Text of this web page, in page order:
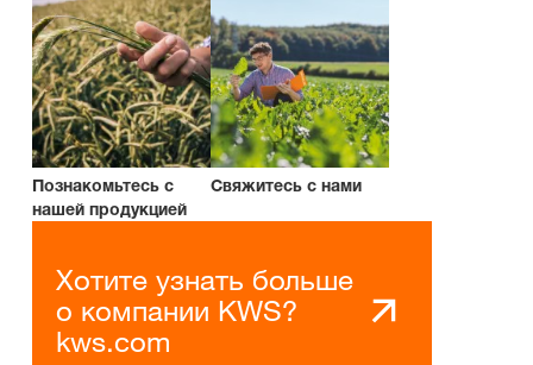
Познакомьтесь с
нашей продукцией
Свяжитесь с нами
Хотите узнать больше
о компании KWS?
kws.com